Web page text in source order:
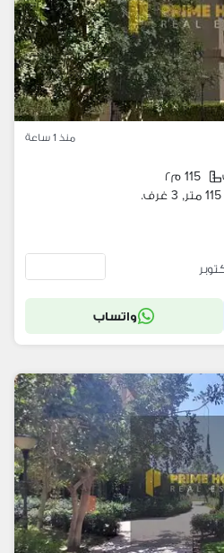
منذ 1 ساعة
115 م٢
واتساب